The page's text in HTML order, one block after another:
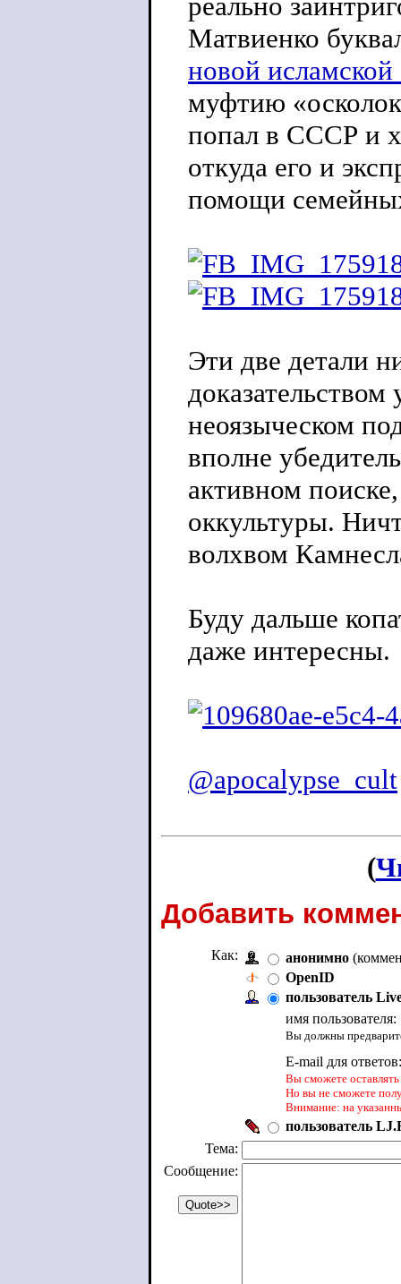
Матвиенко
новой исламской
муфтию
попал в СССР и
откуда его и
помощи
Эти две детали
неоязыческом
вполне
активном
оккультуры.
волхвом
Буду дальше
даже интересны.
@apocalypse_cult
(
Добавить
Как: анонимно
OpenID
пользователь
имя пользователя:
Вы должны
E-mail для
Вы сможете
Но вы не сможете
Внимание: на
пользователь
Тема:
Сообщение: